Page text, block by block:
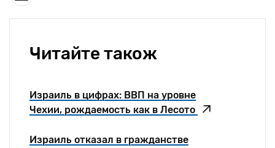
Читайте також
Израиль в цифрах: ВВП на уровне
Чехии, рождаемость как в Лесото
Израиль отказал в гражданстве